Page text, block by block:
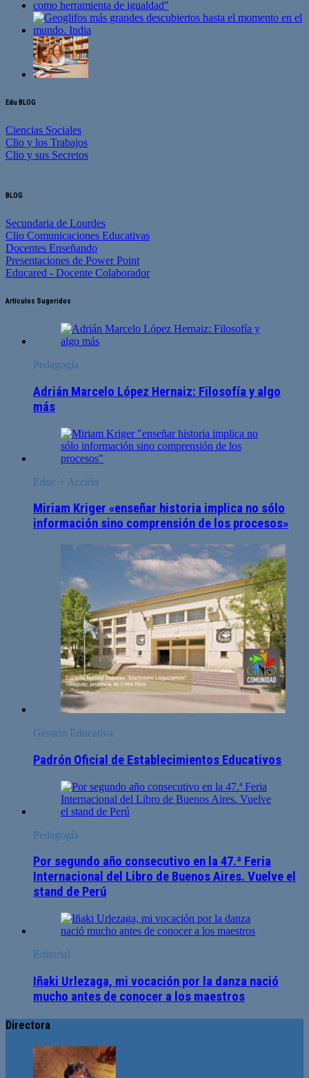
Edu BLOG
Ciencias Sociales
Clio y los Trabajos
Clio y sus Secretos
BLOG
Secundaria de Lourdes
Clio Comunicaciones Educativas
Docentes Enseñando
Presentaciones de Power Point
Educared - Docente Colaborador
Artículos Sugeridos
Pedagogía
Adrián Marcelo López Hernaiz: Filosofía y algo
más
Educ + Acción
Miriam Kriger «enseñar historia implica no sólo
información sino comprensión de los procesos»
Gestión Educativa
Padrón Oficial de Establecimientos Educativos
Pedagogía
Por segundo año consecutivo en la 47.ª Feria
Internacional del Libro de Buenos Aires. Vuelve el
stand de Perú
Editorial
Iñaki Urlezaga, mi vocación por la danza nació
mucho antes de conocer a los maestros
Directora